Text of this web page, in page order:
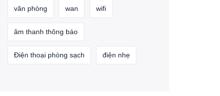
văn phòng wan wifi
âm thanh thông báo
Điện thoại phòng sạch điện nhẹ